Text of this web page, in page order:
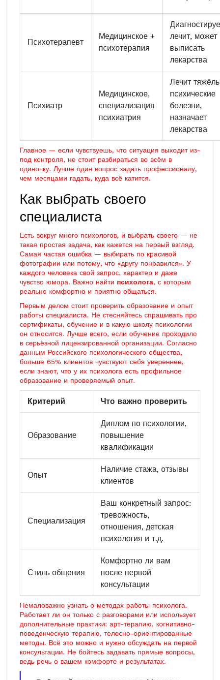
Психотерапевт
Медицинское +
психотерапия
лечит, может
выписать
лекарства
Психиатр
Медицинское,
специализация
психиатрия
Лечит
психические
болезни,
назначает
лекарства
Главное — если чувствуешь, что ситуация выходит из-
под контроля, не стоит разбираться во всём в
одиночку. Лучше один вопрос задать профессионалу,
чем месяцами гадать, куда всё катится.
Как выбрать своего
специалиста
Есть вокруг много психологов, и выбрать своего — не
такая простая задача, как кажется на первый взгляд.
Самая частая ошибка — выбирать по красивой
фотографии или потому, что «другу понравился». У
каждого человека свой запрос, характер и даже
чувство юмора. Важно найти психолога, с которым
реально комфортно и приятно общаться.
Первым делом стоит проверить образование и опыт
работы специалиста. Не стесняйтесь спрашивать про
сертификаты, обучение и в какую школу психологии
он относится. Лучше всего, если обучение проходило
в серьёзной лицензированной организации. Согласно
данным Российского психологического общества,
больше 65% клиентов чувствуют себя увереннее,
если знают, что у их психолога есть профильное
образование и проверяемый опыт.
Критерий Что важно проверить
Образование
Диплом по психологии,
повышение
квалификации
Опыт
Наличие стажа, отзывы
клиентов
Специализация
Ваш конкретный запрос:
тревожность,
отношения, детская
психология и т.д.
Стиль общения
Комфортно ли вам
после первой
консультации
Немаловажно узнать о методах работы психолога.
Работает ли он только с разговорами или использует
дополнительные практики: арт-терапию, когнитивно-
поведенческую терапию, телесно-ориентированные
методы. Всё это можно и нужно обсуждать на первой
консультации. Не бойтесь задавать прямые вопросы,
ведь речь о вашем комфорте и результатах.